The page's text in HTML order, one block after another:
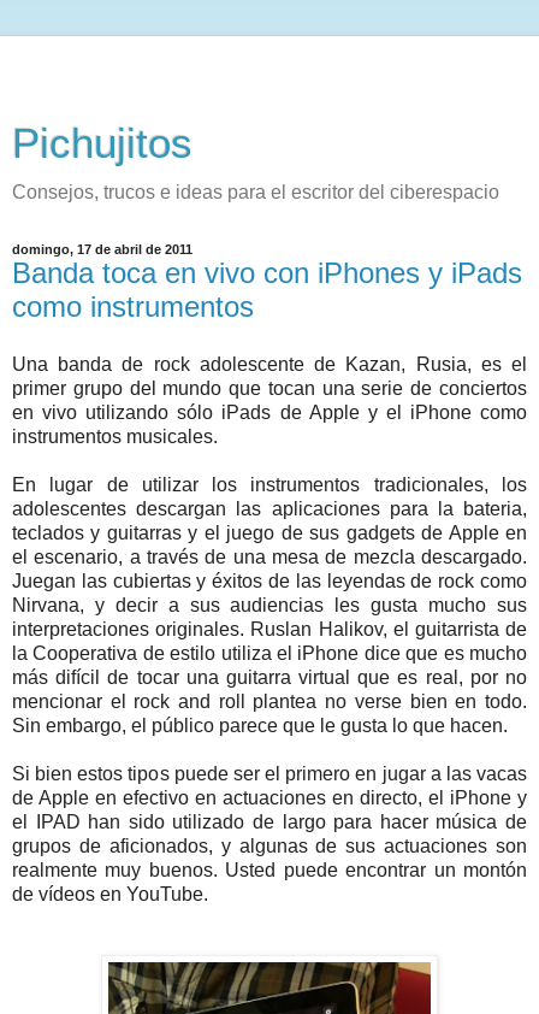
Pichujitos
Consejos, trucos e ideas para el escritor del ciberespacio
domingo, 17 de abril de 2011
Banda toca en vivo con iPhones y iPads
como instrumentos
Una banda de rock adolescente de Kazan, Rusia, es el
primer grupo del mundo que tocan una serie de conciertos
en vivo utilizando sólo iPads de Apple y el iPhone como
instrumentos musicales.
En lugar de utilizar los instrumentos tradicionales, los
adolescentes descargan las aplicaciones para la bateria,
teclados y guitarras y el juego de sus gadgets de Apple en
el escenario, a través de una mesa de mezcla descargado.
Juegan las cubiertas y éxitos de las leyendas de rock como
Nirvana, y decir a sus audiencias les gusta mucho sus
interpretaciones originales. Ruslan Halikov, el guitarrista de
la Cooperativa de estilo utiliza el iPhone dice que es mucho
más difícil de tocar una guitarra virtual que es real, por no
mencionar el rock and roll plantea no verse bien en todo.
Sin embargo, el público parece que le gusta lo que hacen.
Si bien estos tipos puede ser el primero en jugar a las vacas
de Apple en efectivo en actuaciones en directo, el iPhone y
el IPAD han sido utilizado de largo para hacer música de
grupos de aficionados, y algunas de sus actuaciones son
realmente muy buenos. Usted puede encontrar un montón
de vídeos en YouTube.